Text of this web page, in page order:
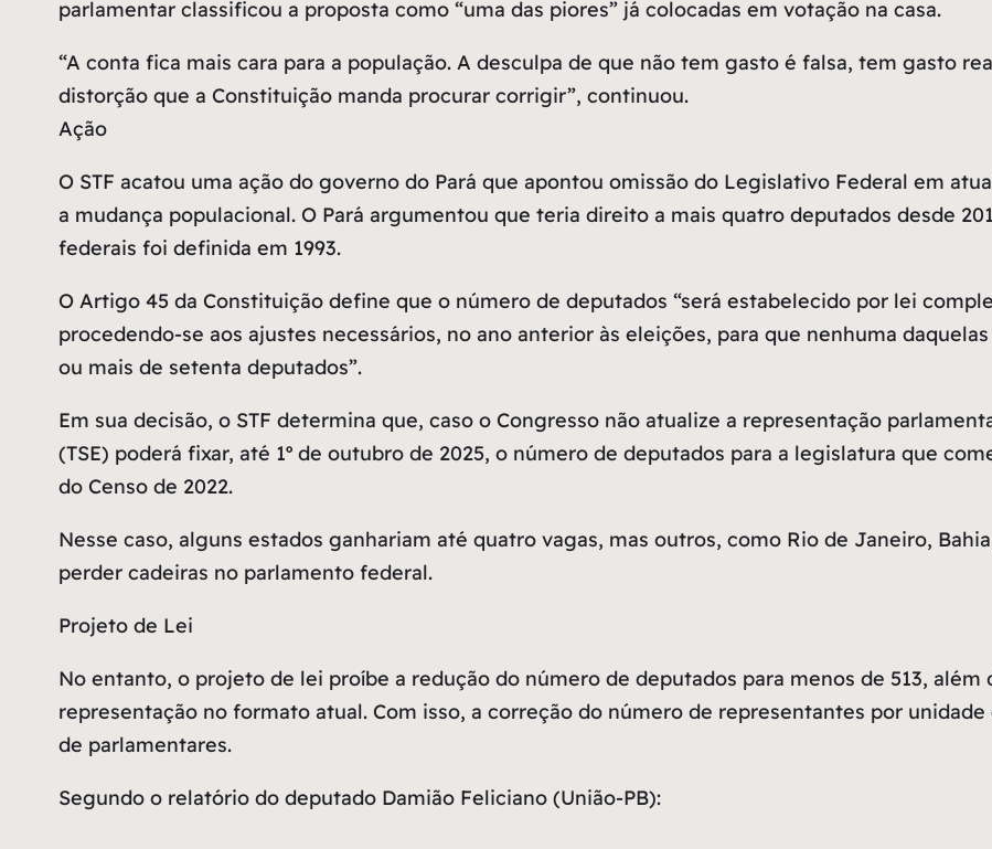
parlamentar classificou a proposta como “uma das piores” já colocadas em votação na casa.
“A conta fica mais cara para a população. A desculpa de que não tem gasto é falsa, tem gasto
distorção que a Constituição manda procurar corrigir”, continuou.
Ação
O STF acatou uma ação do governo do Pará que apontou omissão do Legislativo Federal em
a mudança populacional. O Pará argumentou que teria direito a mais quatro deputados desde
federais foi definida em 1993.
O Artigo 45 da Constituição define que o número de deputados “será estabelecido por lei
procedendo-se aos ajustes necessários, no ano anterior às eleições, para que nenhuma
ou mais de setenta deputados”.
Em sua decisão, o STF determina que, caso o Congresso não atualize a representação
(TSE) poderá fixar, até 1º de outubro de 2025, o número de deputados para a legislatura que
do Censo de 2022.
Nesse caso, alguns estados ganhariam até quatro vagas, mas outros, como Rio de Janeiro,
perder cadeiras no parlamento federal.
Projeto de Lei
No entanto, o projeto de lei proíbe a redução do número de deputados para menos de 513,
representação no formato atual. Com isso, a correção do número de representantes por
de parlamentares.
Segundo o relatório do deputado Damião Feliciano (União-PB):